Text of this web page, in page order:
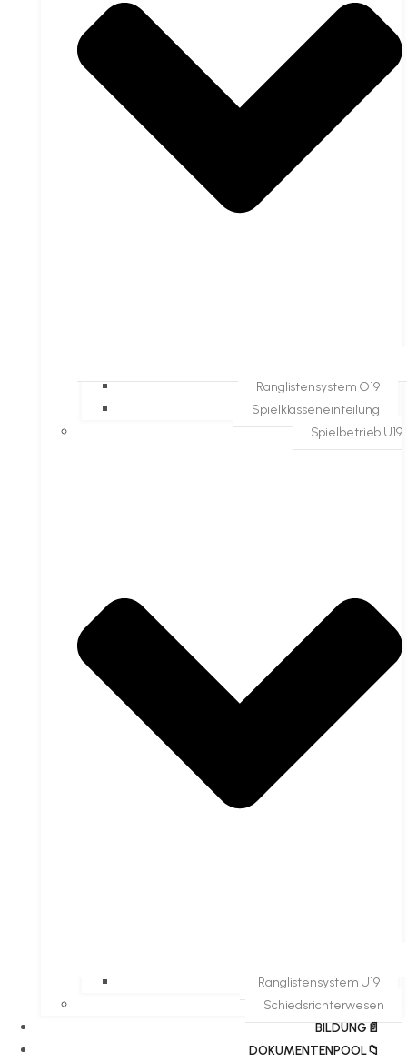
Ranglistensystem O19
Spielklasseneinteilung
Spielbetrieb U19
Ranglistensystem U19
Schiedsrichterwesen
BILDUNG📄
DOKUMENTENPOOL📁